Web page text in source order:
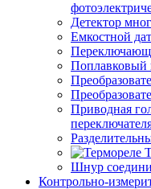
Детектор
Емкостной
Поплавковый
Приводная
Шнур
Контрольно-